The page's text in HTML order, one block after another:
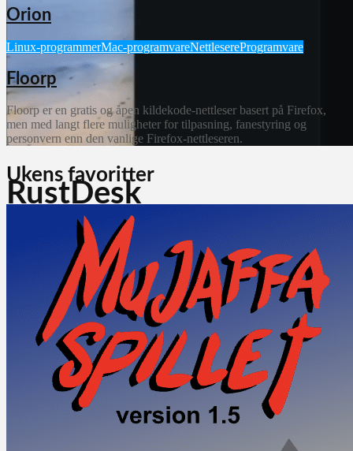
RustDesk
RustDesk er et gratis program med åpen kildekode for fjernstyring
av datamaskiner, og et interessant alternativ til TeamViewer og
AnyDesk. Programmet kan brukes til fjernsupport, hjemmekontor,
filoverføring og...
Orion
Linux-programmerMac-programvareNettlesereProgramvare
Floorp
Floorp er en gratis og åpen kildekode-nettleser basert på Firefox,
men med langt flere muligheter for tilpasning, fanestyring og
personvern enn den vanlige Firefox-nettleseren.
Ukens favoritter